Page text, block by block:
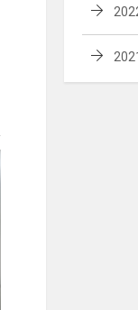
2021